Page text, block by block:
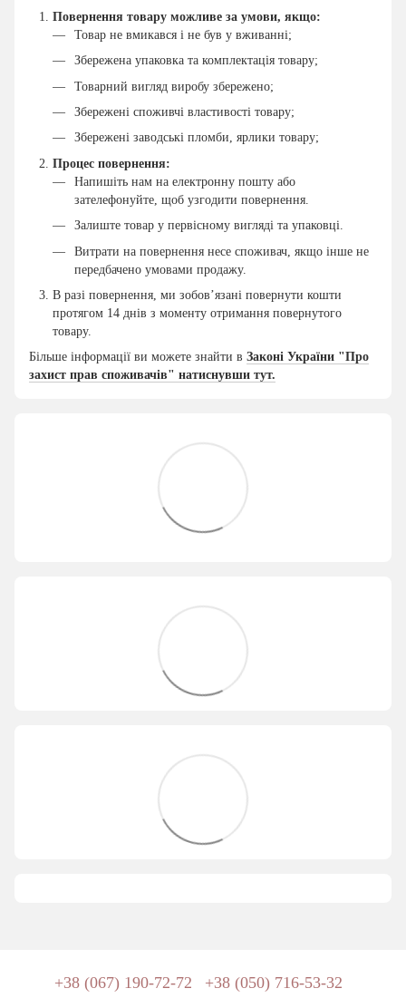
Повернення товару можливе за умови, якщо:
Товар не вмикався і не був у вживанні;
Збережена упаковка та комплектація товару;
Товарний вигляд виробу збережено;
Збережені споживчі властивості товару;
Збережені заводські пломби, ярлики товару;
Процес повернення:
Напишіть нам на електронну пошту або
зателефонуйте, щоб узгодити повернення.
Залиште товар у первісному вигляді та упаковці.
Витрати на повернення несе споживач, якщо інше не
передбачено умовами продажу.
В разі повернення, ми зобов’язані повернути кошти
протягом 14 днів з моменту отримання повернутого
товару.
Більше інформації ви можете знайти в Законі України "Про
захист прав споживачів" натиснувши тут.
+38 (067) 190-72-72 +38 (050) 716-53-32